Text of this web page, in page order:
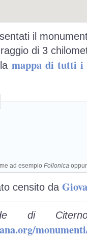
il
di 3
mappa di tutti i
ad esempio Follonica
censito da
di